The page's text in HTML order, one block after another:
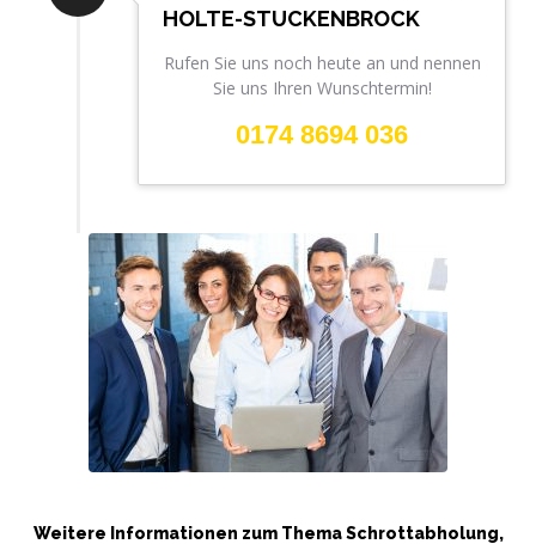
HOLTE-STUCKENBROCK
Rufen Sie uns noch heute an und nennen
Sie uns Ihren Wunschtermin!
0174 8694 036
Weitere Informationen zum Thema Schrottabholung,